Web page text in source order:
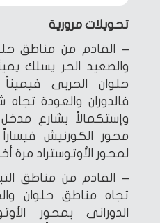
تحويلات مرورية
– القادم من مناطق
والصعيد الحر يسلك
حلوان الحربى
فالدوران والعودة
وإستكمالاً بشارع
محور الكورنيش
لمحور الأوتوستراد مرة
– القادم من مناطق
تجاه مناطق حلوان
الدورانى بمحور